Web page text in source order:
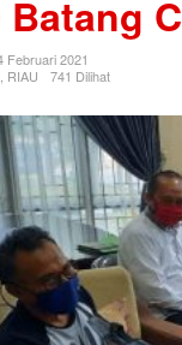
Batang
Februari 2021
RIAU 741 Dilihat